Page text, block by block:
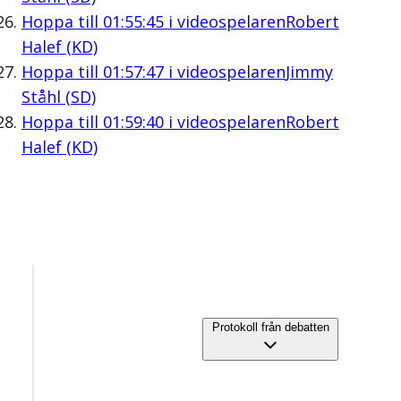
Hoppa till 01:55:45i videospelarenRobert
Halef (KD)
Hoppa till 01:57:47i videospelarenJimmy
Ståhl (SD)
Hoppa till 01:59:40i videospelarenRobert
Halef (KD)
Protokoll från debatten